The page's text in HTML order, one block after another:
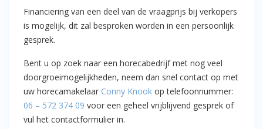
Financiering van een deel van de vraagprijs bij verkopers
is mogelijk, dit zal besproken worden in een persoonlijk
gesprek.
Bent u op zoek naar een horecabedrijf met nog veel
doorgroeimogelijkheden, neem dan snel contact op met
uw horecamakelaar Conny Knook op telefoonnummer:
06 – 572 374 09 voor een geheel vrijblijvend gesprek of
vul het contactformulier in.